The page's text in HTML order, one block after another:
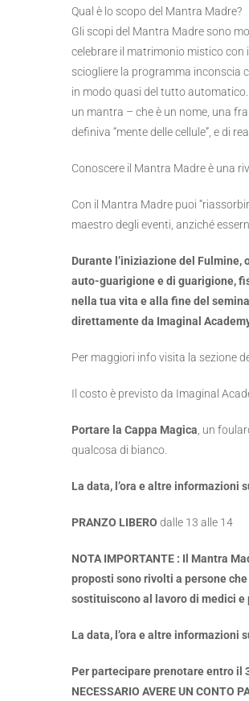
Qual è lo scopo del Mantra Madre?
Gli scopi del Mantra Madre sono
celebrare il matrimonio mistico
sciogliere la programma inconscia
in modo quasi del tutto
un mantra – che è un nome, una
definiva “mente delle cellule”, e di
Conoscere il Mantra Madre è una
Con il Mantra Madre puoi
maestro degli eventi, anziché
Durante l’iniziazione del
auto-guarigione e di guarigione,
nella tua vita e alla fine del
direttamente da Imaginal
Per maggiori info visita la sezione
Il costo è previsto da Imaginal
Portare la Cappa Magica , un
qualcosa di bianco.
La data, l’ora e altre informazioni
PRANZO LIBERO dalle 13 alle 14
NOTA IMPORTANTE : Il Mantra
proposti sono rivolti a persone
sostituiscono al lavoro di medici
La data, l’ora e altre informazioni
Per partecipare prenotare entro il
NECESSARIO AVERE UN CONTO